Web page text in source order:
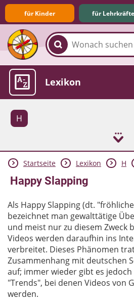
für Kinder für Lehrkräfte
Familie & Medien
Spieletipps &
Die Jüngsten im
Lexikon
H
Aktuelles
Startseite Lexikon H
Happy Slapping
Als Happy Slapping (dt.
bezeichnet man gewalttätige
und meist nur zu diesem Zweck
Videos werden daraufhin ins
verbreitet. Dieses Phänomen
Zusammenhang mit deutschen
auf; immer wieder gibt es
"Trends", bei denen Videos von
werden.